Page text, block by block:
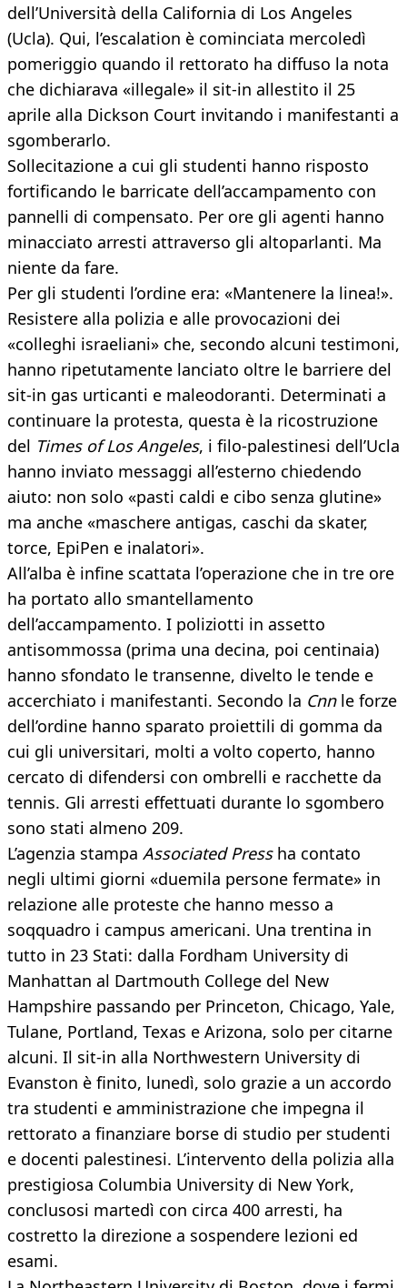
dell’Università della California di Los Angeles
(Ucla). Qui, l’escalation è cominciata mercoledì
pomeriggio quando il rettorato ha diffuso la nota
che dichiarava «illegale» il sit-in allestito il 25
aprile alla Dickson Court invitando i manifestanti a
sgomberarlo.
Sollecitazione a cui gli studenti hanno risposto
fortificando le barricate dell’accampamento con
pannelli di compensato. Per ore gli agenti hanno
minacciato arresti attraverso gli altoparlanti. Ma
niente da fare.
Per gli studenti l’ordine era: «Mantenere la linea!».
Resistere alla polizia e alle provocazioni dei
«colleghi israeliani» che, secondo alcuni testimoni,
hanno ripetutamente lanciato oltre le barriere del
sit-in gas urticanti e maleodoranti. Determinati a
continuare la protesta, questa è la ricostruzione
del Times of Los Angeles, i filo-palestinesi dell’Ucla
hanno inviato messaggi all’esterno chiedendo
aiuto: non solo «pasti caldi e cibo senza glutine»
ma anche «maschere antigas, caschi da skater,
torce, EpiPen e inalatori».
All’alba è infine scattata l’operazione che in tre ore
ha portato allo smantellamento
dell’accampamento. I poliziotti in assetto
antisommossa (prima una decina, poi centinaia)
hanno sfondato le transenne, divelto le tende e
accerchiato i manifestanti. Secondo la Cnnle forze
dell’ordine hanno sparato proiettili di gomma da
cui gli universitari, molti a volto coperto, hanno
cercato di difendersi con ombrelli e racchette da
tennis. Gli arresti effettuati durante lo sgombero
sono stati almeno 209.
L’agenzia stampa Associated Press ha contato
negli ultimi giorni «duemila persone fermate» in
relazione alle proteste che hanno messo a
soqquadro i campus americani. Una trentina in
tutto in 23 Stati: dalla Fordham University di
Manhattan al Dartmouth College del New
Hampshire passando per Princeton, Chicago, Yale,
Tulane, Portland, Texas e Arizona, solo per citarne
alcuni. Il sit-in alla Northwestern University di
Evanston è finito, lunedì, solo grazie a un accordo
tra studenti e amministrazione che impegna il
rettorato a finanziare borse di studio per studenti
e docenti palestinesi. L’intervento della polizia alla
prestigiosa Columbia University di New York,
conclusosi martedì con circa 400 arresti, ha
costretto la direzione a sospendere lezioni ed
esami.